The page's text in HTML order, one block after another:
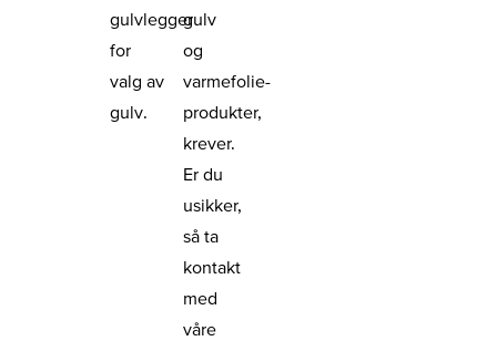
gulvlegger
for
valg av
gulv.
gulv
og
varmefolie-
produkter,
krever.
Er du
usikker,
så ta
kontakt
med
våre